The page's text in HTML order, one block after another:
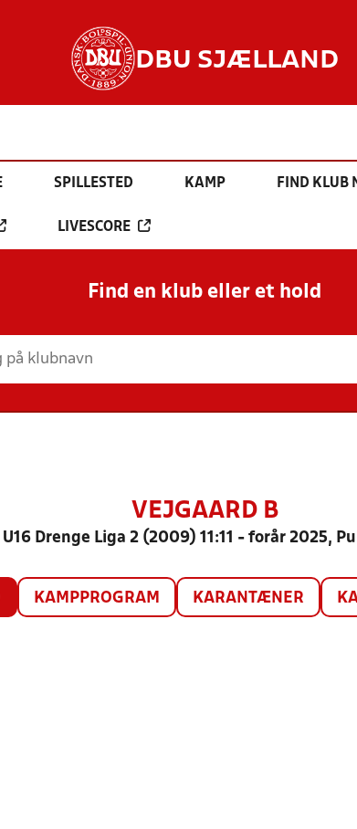
DBU SJÆLLAND
SPILLESTED KAMP FIND KLUB
LIVESCORE
Find en klub eller et hold
VEJGAARD B
U16 Drenge Liga 2 (2009) 11:11 - forår 2025,
KAMPPROGRAM KARANTÆNER